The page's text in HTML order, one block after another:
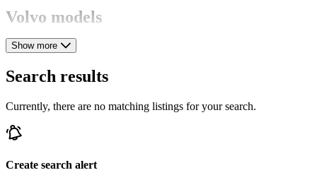
Volvo models
Volvo 240
Volvo 66
Volvo 850
Volvo P 121
Volvo P 210
Show more
Search results
Currently, there are no matching listings for your search.
Create search alert